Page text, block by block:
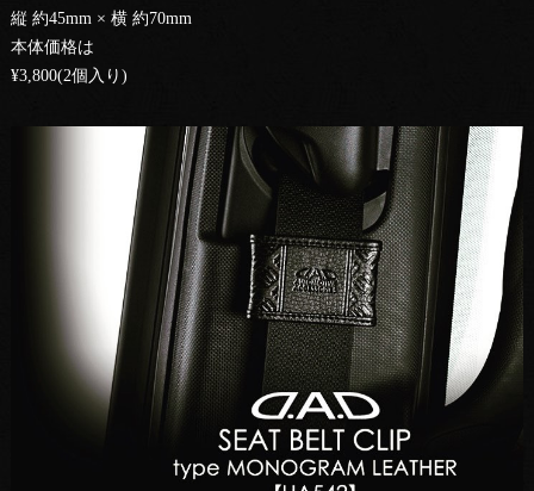
縦 約45mm × 横 約70mm
本体価格は
¥3,800(2個入り)